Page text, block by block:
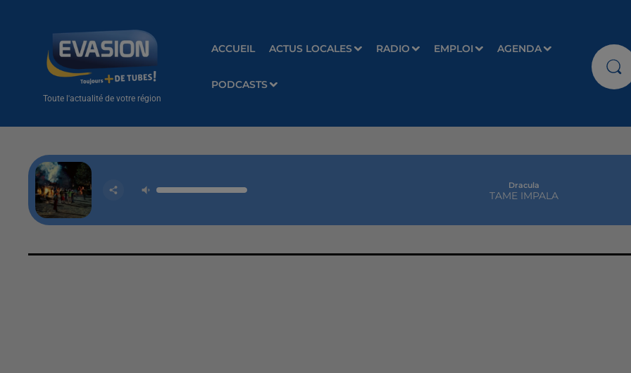
Toute l'actualité de votre région
ACCUEIL ACTUS LOCALES RADIO EMPLOI AGENDA
PODCASTS
Dracula
TAME IMPALA